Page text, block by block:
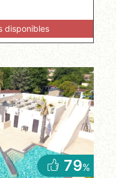
disponibles
79%